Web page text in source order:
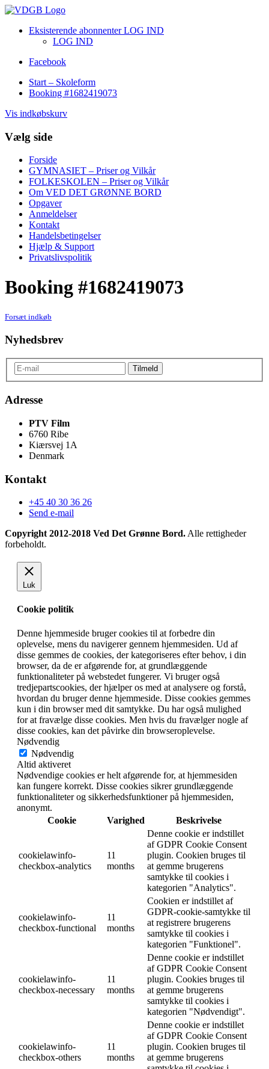
Eksisterende abonnenter LOG IND
LOG IND
Facebook
Start – Skoleform
Booking #1682419073
Vis indkøbskurv
Vælg side
Forside
GYMNASIET – Priser og Vilkår
FOLKESKOLEN – Priser og Vilkår
Om VED DET GRØNNE BORD
Opgaver
Anmeldelser
Kontakt
Handelsbetingelser
Hjælp & Support
Privatslivspolitik
Booking #1682419073
Forsæt indkøb
Nyhedsbrev
Adresse
PTV Film
6760 Ribe
Kiærsvej 1A
Denmark
Kontakt
+45 40 30 36 26
Send e-mail
Copyright 2012-2018 Ved Det Grønne Bord. Alle rettigheder
forbeholdt.
Luk
Cookie politik
Denne hjemmeside bruger cookies til at forbedre din
oplevelse, mens du navigerer gennem hjemmesiden. Ud af
disse gemmes de cookies, der kategoriseres efter behov, i din
browser, da de er afgørende for, at grundlæggende
funktionaliteter på webstedet fungerer. Vi bruger også
tredjepartscookies, der hjælper os med at analysere og forstå,
hvordan du bruger denne hjemmeside. Disse cookies gemmes
kun i din browser med dit samtykke. Du har også mulighed
for at fravælge disse cookies. Men hvis du fravælger nogle af
disse cookies, kan det påvirke din browseroplevelse.
Nødvendig
Nødvendig
Altid aktiveret
Nødvendige cookies er helt afgørende for, at hjemmesiden
kan fungere korrekt. Disse cookies sikrer grundlæggende
funktionaliteter og sikkerhedsfunktioner på hjemmesiden,
anonymt.
Cookie
Varighed Beskrivelse
cookielawinfo-
checkbox-analytics
11
months
Denne cookie er indstillet
af GDPR Cookie Consent
plugin. Cookien bruges til
at gemme brugerens
samtykke til cookies i
kategorien "Analytics".
cookielawinfo-
checkbox-functional
11
months
Cookien er indstillet af
GDPR-cookie-samtykke til
at registrere brugerens
samtykke til cookies i
kategorien "Funktionel".
cookielawinfo-
checkbox-necessary
11
months
Denne cookie er indstillet
af GDPR Cookie Consent
plugin. Cookies bruges til
at gemme brugerens
samtykke til cookies i
kategorien "Nødvendigt".
cookielawinfo-
checkbox-others
11
months
Denne cookie er indstillet
af GDPR Cookie Consent
plugin. Cookien bruges til
at gemme brugerens